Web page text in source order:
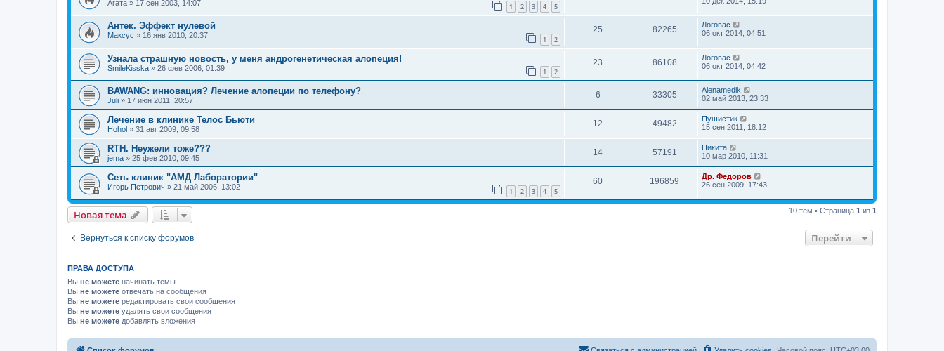
Агата » 17 сен 2003, 14:07 1 2 3 4 5
Антек. Эффект нулевой
Максус » 16 янв 2010, 20:37 1 2
25 82265
Логовас
06 окт 2014, 04:51
Узнала страшную новость, у меня андрогенетическая алопеция!
SmileKisska » 26 фев 2006, 01:39 1 2
23 86108
Логовас
06 окт 2014, 04:42
BAWANG: инновация? Лечение алопеции по телефону?
Juli » 17 июн 2011, 20:57
6 33305
Alenamedik
02 май 2013, 23:33
Лечение в клинике Телос Бьюти
Hohol » 31 авг 2009, 09:58
12 49482
Пушистик
15 сен 2011, 18:12
RTH. Неужели тоже???
jema » 25 фев 2010, 09:45
14 57191
Hикита
10 мар 2010, 11:31
Сеть клиник "АМД Лаборатории"
Игорь Петрович » 21 май 2006, 13:02 1 2 3 4 5
60 196859
Др. Федоров
26 сен 2009, 17:43
Новая тема 10 тем • Страница 1 из 1
Вернуться к списку форумов Перейти
ПРАВА ДОСТУПА
Вы не можете начинать темы
Вы не можете отвечать на сообщения
Вы не можете редактировать свои сообщения
Вы не можете удалять свои сообщения
Вы не можете добавлять вложения